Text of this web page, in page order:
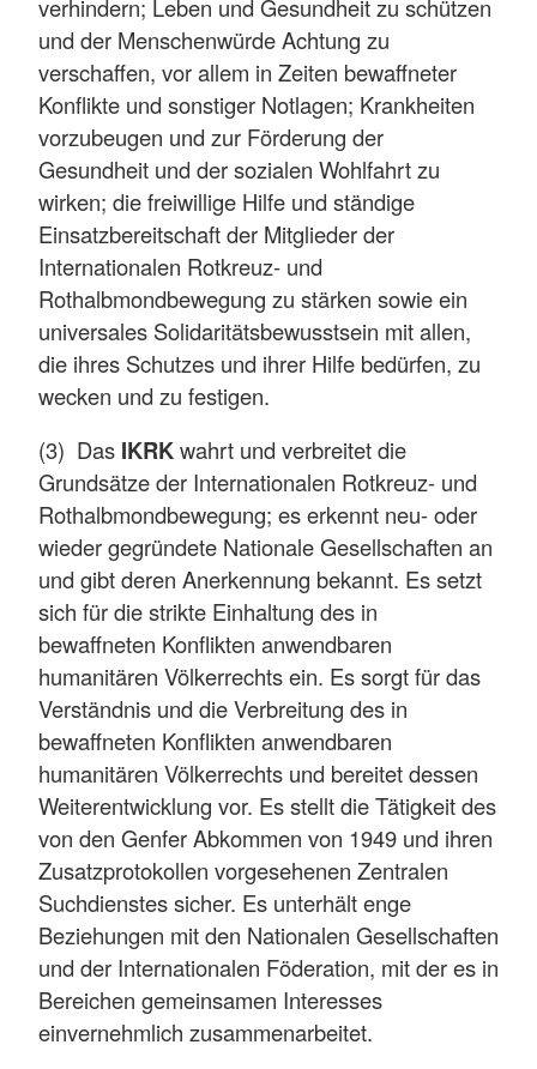
verhindern; Leben und Gesundheit zu schützen
und der Menschenwürde Achtung zu
verschaffen, vor allem in Zeiten bewaffneter
Konflikte und sonstiger Notlagen; Krankheiten
vorzubeugen und zur Förderung der
Gesundheit und der sozialen Wohlfahrt zu
wirken; die freiwillige Hilfe und ständige
Einsatzbereitschaft der Mitglieder der
Internationalen Rotkreuz- und
Rothalbmondbewegung zu stärken sowie ein
universales Solidaritätsbewusstsein mit allen,
die ihres Schutzes und ihrer Hilfe bedürfen, zu
wecken und zu festigen.
(3) Das IKRKwahrt und verbreitet die
Grundsätze der Internationalen Rotkreuz- und
Rothalbmondbewegung; es erkennt neu- oder
wieder gegründete Nationale Gesellschaften an
und gibt deren Anerkennung bekannt. Es setzt
sich für die strikte Einhaltung des in
bewaffneten Konflikten anwendbaren
humanitären Völkerrechts ein. Es sorgt für das
Verständnis und die Verbreitung des in
bewaffneten Konflikten anwendbaren
humanitären Völkerrechts und bereitet dessen
Weiterentwicklung vor. Es stellt die Tätigkeit des
von den Genfer Abkommen von 1949 und ihren
Zusatzprotokollen vorgesehenen Zentralen
Suchdienstes sicher. Es unterhält enge
Beziehungen mit den Nationalen Gesellschaften
und der Internationalen Föderation, mit der es in
Bereichen gemeinsamen Interesses
einvernehmlich zusammenarbeitet.